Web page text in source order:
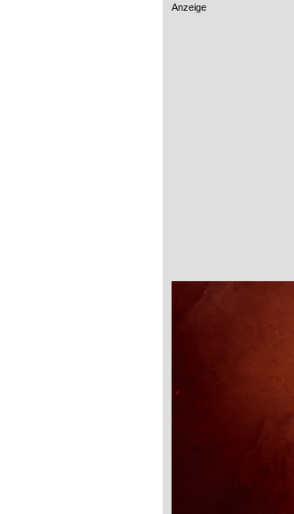
Anzeige